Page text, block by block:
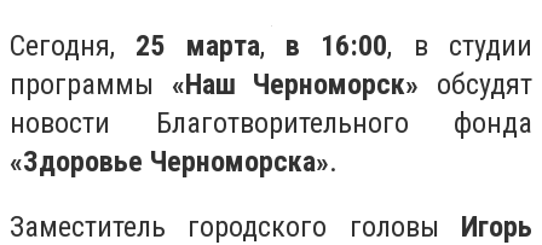
Сегодня, 25 марта, в 16:00, в студии
программы «Наш Черноморск» обсудят
новости Благотворительного фонда
«Здоровье Черноморска».
Заместитель городского головы Игорь